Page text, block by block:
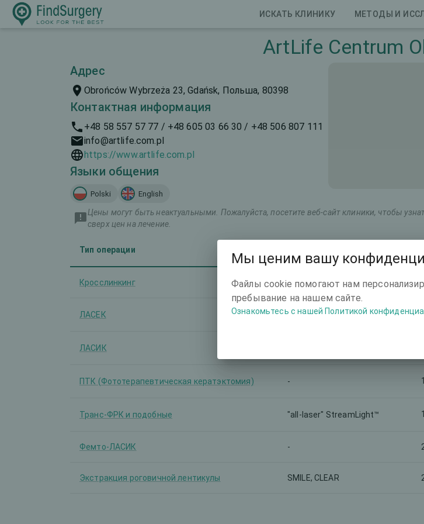
ИСКАТЬ КЛИНИКУ МЕТОДЫ И
ArtLife Centrum
Адрес
Obrońców Wybrzeża 23, Gdańsk, Польша, 80398
Контактная информация
+48 58 557 57 77 / +48 605 03 66 30 / +48 506 807 111
info@artlife.com.pl
https://www.artlife.com.pl
Языки общения
Polski English
Цены могут быть неактуальными. Пожалуйста, посетите веб-сайт клиники, чтобы
сверх цен на лечение.
Тип операции
Кросслинкинг -
ЛАСЕК -
ЛАСИК
ПТК (Фототерапевтическая кератэктомия) -
Транс-ФРК и подобные "all-laser" StreamLight™
Фемто-ЛАСИК -
Экстракция роговичной лентикулы SMILE, CLEAR
Мы ценим вашу
Файлы cookie помогают нам
пребывание на нашем сайте.
Ознакомьтесь с нашей Политикой